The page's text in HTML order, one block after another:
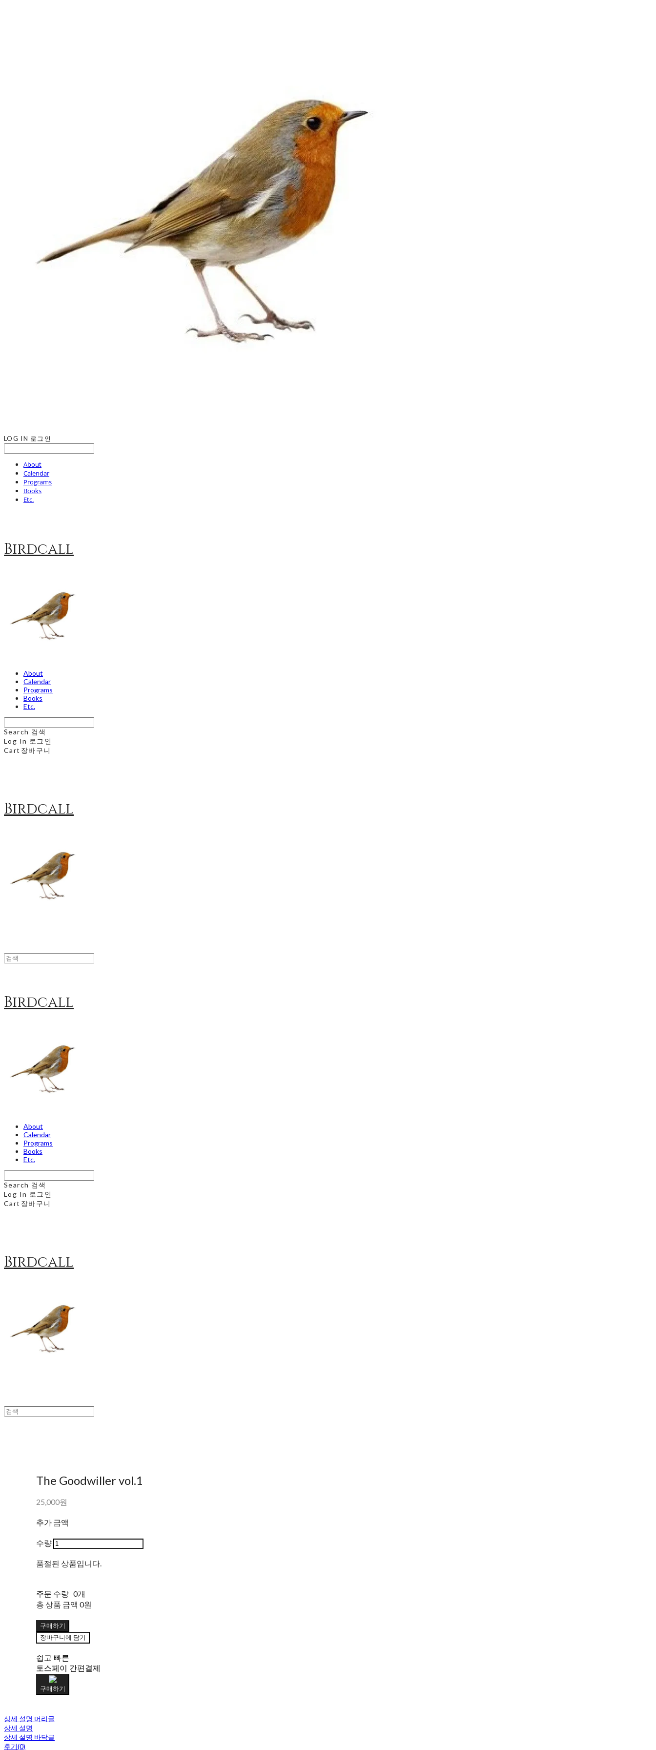
LOG IN 로그인
About
Calendar
Programs
Books
Etc.
Birdcall
About
Calendar
Programs
Books
Etc.
Search 검색
Log In 로그인
Cart 장바구니
Birdcall
Birdcall
About
Calendar
Programs
Books
Etc.
Search 검색
Log In 로그인
Cart 장바구니
Birdcall
The Goodwiller vol.1
25,000원
추가 금액
수량
품절된 상품입니다.
주문 수량 0개
총 상품 금액 0원
구매하기
장바구니에 담기
쉽고 빠른
토스페이 간편결제
구매하기
상세 설명 머리글
상세 설명
상세 설명 바닥글
후기(0)